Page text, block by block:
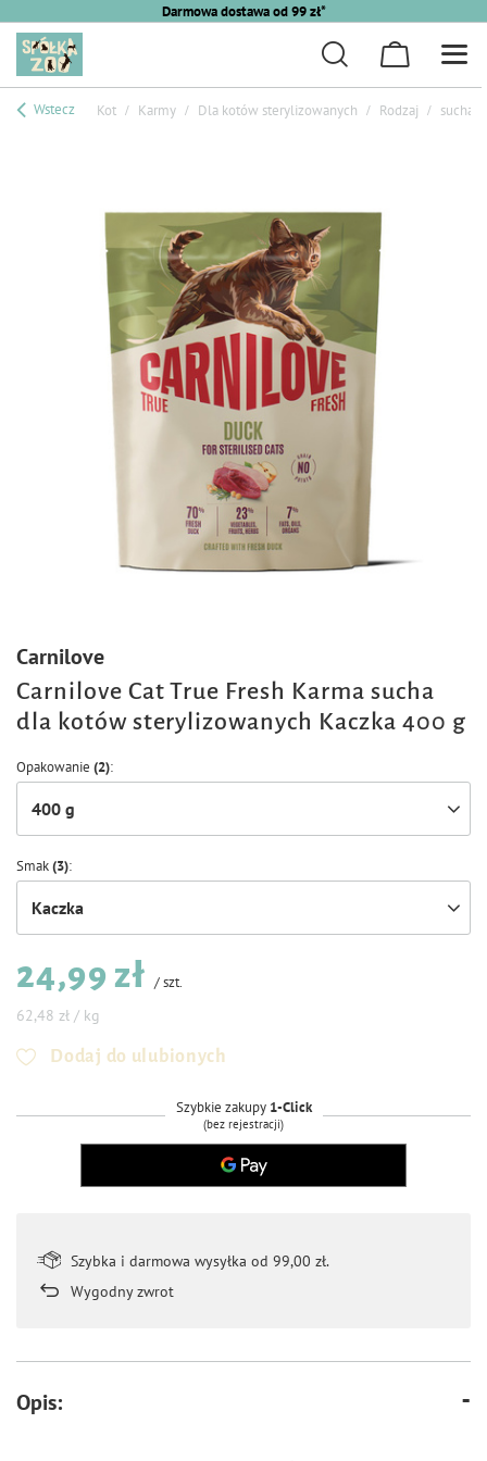
Darmowa dostawa od 99 zł*
Wstecz Kot Karmy Dla kotów sterylizowanych Rodzaj sucha
Carnilove
Carnilove Cat True Fresh Karma sucha
dla kotów sterylizowanych Kaczka 400 g
Opakowanie (2)
400 g
Smak(3)
Kaczka
24,99 zł /szt.
62,48 zł / kg
Dodaj do ulubionych
Szybkie zakupy 1-Click
(bez rejestracji)
Szybka i darmowa wysyłka od 99,00 zł.
Wygodny zwrot
Opis: